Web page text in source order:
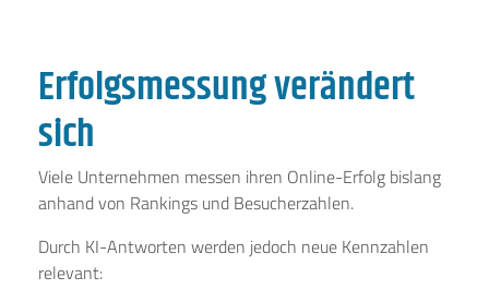
Erfolgsmessung verändert
sich
Viele Unternehmen messen ihren Online-Erfolg bislang
anhand von Rankings und Besucherzahlen.
Durch KI-Antworten werden jedoch neue Kennzahlen
relevant: